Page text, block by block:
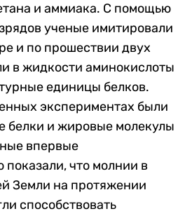
и аммиака. С помощью
ученые имитировали
и по прошествии двух
в жидкости аминокислоты
единицы белков.
экспериментах были
белки и жировые молекулы
впервые
показали, что молнии в
Земли на протяжении
способствовать